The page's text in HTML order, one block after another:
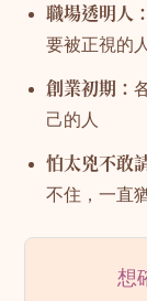
職場透明人：
要被正視的人
創業初期：
己的人
怕太兇不敢
不住，一直
想